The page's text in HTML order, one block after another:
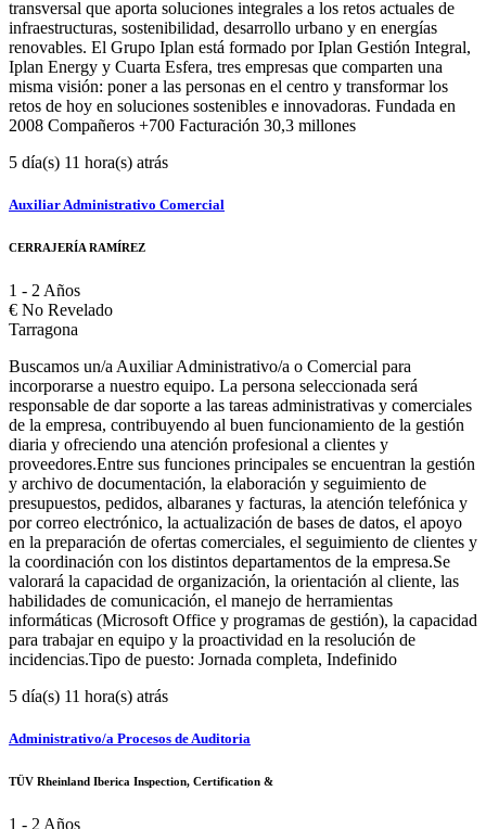
transversal que aporta soluciones integrales a los retos actuales de
infraestructuras, sostenibilidad, desarrollo urbano y en energías
renovables. El Grupo Iplan está formado por Iplan Gestión Integral,
Iplan Energy y Cuarta Esfera, tres empresas que comparten una
misma visión: poner a las personas en el centro y transformar los
retos de hoy en soluciones sostenibles e innovadoras. Fundada en
2008 Compañeros +700 Facturación 30,3 millones
5 día(s) 11 hora(s) atrás
Auxiliar Administrativo Comercial
CERRAJERÍA RAMÍREZ
1 - 2 Años
€ No Revelado
Tarragona
Buscamos un/a Auxiliar Administrativo/a o Comercial para
incorporarse a nuestro equipo. La persona seleccionada será
responsable de dar soporte a las tareas administrativas y comerciales
de la empresa, contribuyendo al buen funcionamiento de la gestión
diaria y ofreciendo una atención profesional a clientes y
proveedores.Entre sus funciones principales se encuentran la gestión
y archivo de documentación, la elaboración y seguimiento de
presupuestos, pedidos, albaranes y facturas, la atención telefónica y
por correo electrónico, la actualización de bases de datos, el apoyo
en la preparación de ofertas comerciales, el seguimiento de clientes y
la coordinación con los distintos departamentos de la empresa.Se
valorará la capacidad de organización, la orientación al cliente, las
habilidades de comunicación, el manejo de herramientas
informáticas (Microsoft Office y programas de gestión), la capacidad
para trabajar en equipo y la proactividad en la resolución de
incidencias.Tipo de puesto: Jornada completa, Indefinido
5 día(s) 11 hora(s) atrás
Administrativo/a Procesos de Auditoria
TÜV Rheinland Iberica Inspection, Certification &
1 - 2 Años